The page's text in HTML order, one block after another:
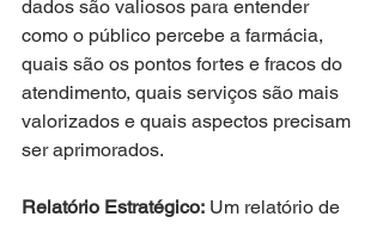
dados são valiosos para entender
como o público percebe a farmácia,
quais são os pontos fortes e fracos do
atendimento, quais serviços são mais
valorizados e quais aspectos precisam
ser aprimorados.
Relatório Estratégico: Um relatório de